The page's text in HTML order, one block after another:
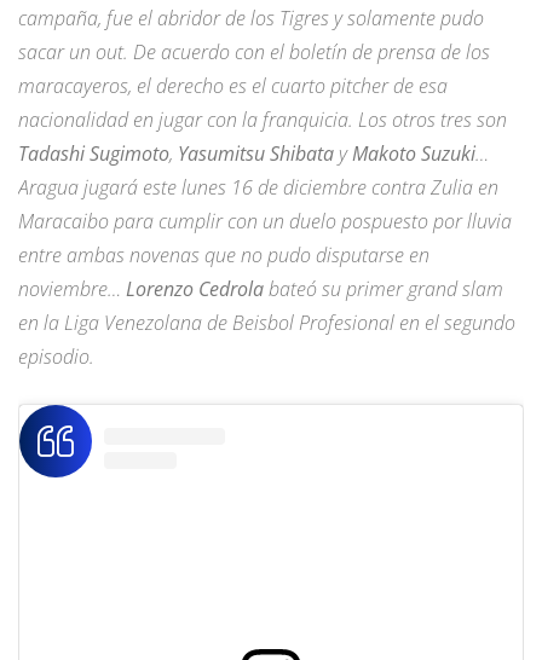
campaña, fue el abridor de los Tigres y solamente pudo
sacar un out. De acuerdo con el boletín de prensa de los
maracayeros, el derecho es el cuarto pitcher de esa
nacionalidad en jugar con la franquicia. Los otros tres son
Tadashi Sugimoto, Yasumitsu Shibata yMakoto Suzuki…
Aragua jugará este lunes 16 de diciembre contra Zulia en
Maracaibo para cumplir con un duelo pospuesto por lluvia
entre ambas novenas que no pudo disputarse en
noviembre… Lorenzo Cedrolabateó su primer grand slam
en la Liga Venezolana de Beisbol Profesional en el segundo
episodio.